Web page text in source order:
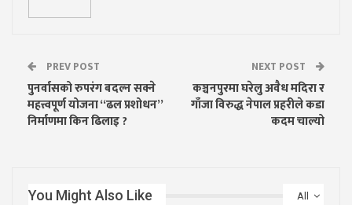
PREV POST
पुनर्वासको रुपरंग बदल्न सक्ने
महत्त्वपूर्ण योजना “ढल प्रशोधन”
निर्माणमा किन ढिलाइ ?
NEXT POST
कञ्चनपुरमा घरेलु अवैध मदिरा र
गाँजा विरुद्ध नेपाल प्रहरीले कडा
कदम चाल्यो
All
You Might Also Like